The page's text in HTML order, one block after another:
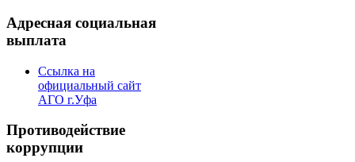
Адресная социальная
выплата
Ссылка на
официальный сайт
АГО г.Уфа
Противодействие
коррупции